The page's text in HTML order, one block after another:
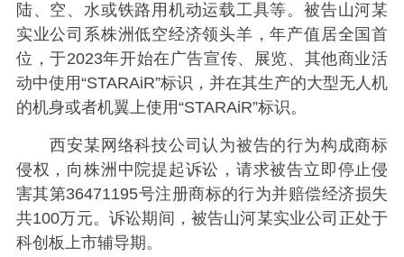
陆、空、水或铁路用机动运载工具等。被告山河某
实业公司系株洲低空经济领头羊，年产值居全国首
位，于2023年开始在广告宣传、展览、其他商业活
动中使用“STARAiR”标识，并在其生产的大型无人机
的机身或者机翼上使用“STARAiR”标识。
西安某网络科技公司认为被告的行为构成商标
侵权，向株洲中院提起诉讼，请求被告立即停止侵
害其第36471195号注册商标的行为并赔偿经济损失
共100万元。诉讼期间，被告山河某实业公司正处于
科创板上市辅导期。